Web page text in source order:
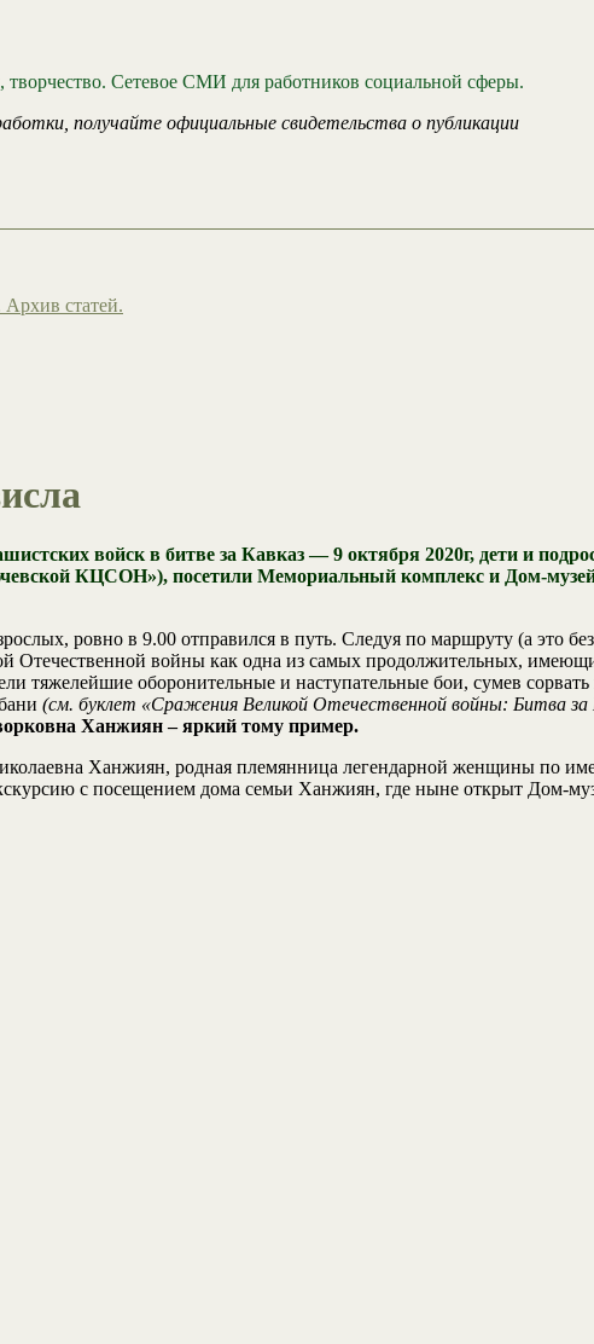
Сетевое СМИ для работников социальной сферы.
получайте официальные свидетельства о публикации
статей.
войск в битве за Кавказ — 9 октября 2020г, дети и
КЦСОН»), посетили Мемориальный комплекс и Дом-
ровно в 9.00 отправился в путь. Следуя по маршруту (а это
Отечественной войны как одна из самых продолжительных,
тяжелейшие оборонительные и наступательные бои, сумев
(см. буклет «Сражения Великой Отечественной войны: Битва за
Ханжиян – яркий тому пример.
Ханжиян, родная племянница легендарной женщины по
с посещением дома семьи Ханжиян, где ныне открыт Дом-